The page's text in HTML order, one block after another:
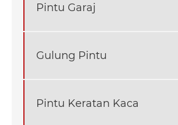
Pintu Garaj
Gulung Pintu
Pintu Keratan Kaca